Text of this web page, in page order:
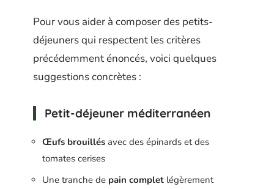
Pour vous aider à composer des petits-
déjeuners qui respectent les critères
précédemment énoncés, voici quelques
suggestions concrètes :
Petit-déjeuner méditerranéen
Œufs brouillés avec des épinards et des
tomates cerises
Une tranche de pain complet légèrement